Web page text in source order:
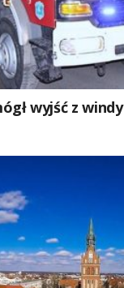
wyjść z windy